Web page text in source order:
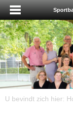
U bevindt zich hier: